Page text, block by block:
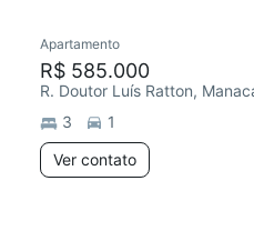
Apartamento
R$ 585.000
R. Doutor Luís Ratton,
3
1
Ver contato